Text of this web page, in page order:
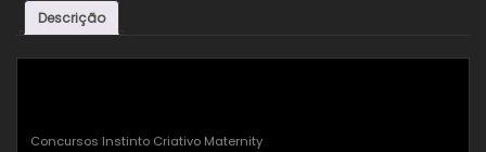
Descrição
Concursos Instinto Criativo Maternity